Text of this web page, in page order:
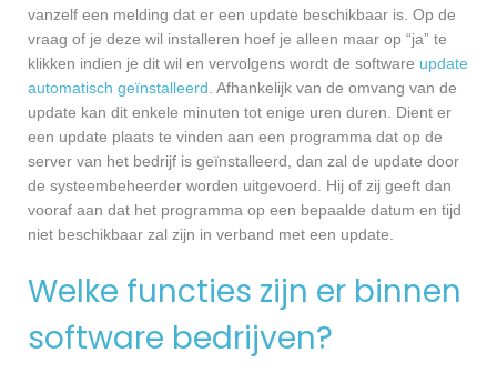
vanzelf een melding dat er een update beschikbaar is. Op de
vraag of je deze wil installeren hoef je alleen maar op “ja” te
klikken indien je dit wil en vervolgens wordt de software update
automatisch geïnstalleerd . Afhankelijk van de omvang van de
update kan dit enkele minuten tot enige uren duren. Dient er
een update plaats te vinden aan een programma dat op de
server van het bedrijf is geïnstalleerd, dan zal de update door
de systeembeheerder worden uitgevoerd. Hij of zij geeft dan
vooraf aan dat het programma op een bepaalde datum en tijd
niet beschikbaar zal zijn in verband met een update.
Welke functies zijn er binnen
software bedrijven?